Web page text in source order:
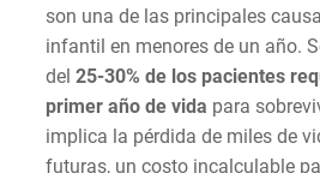
son una de las principales
infantil en menores de un año.
del 25-30% de los pacientes
primer año de vida para
implica la pérdida de miles de
futuras, un costo incalculable